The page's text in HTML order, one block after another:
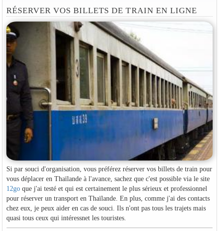
RÉSERVER VOS BILLETS DE TRAIN EN LIGNE
Si par souci d'organisation, vous préférez réserver vos billets de train pour
vous déplacer en Thaïlande à l'avance, sachez que c'est possible via le site
12goque j'ai testé et qui est certainement le plus sérieux et professionnel
pour réserver un transport en Thaïlande. En plus, comme j'ai des contacts
chez eux, je peux aider en cas de souci. Ils n'ont pas tous les trajets mais
quasi tous ceux qui intéressnet les touristes.